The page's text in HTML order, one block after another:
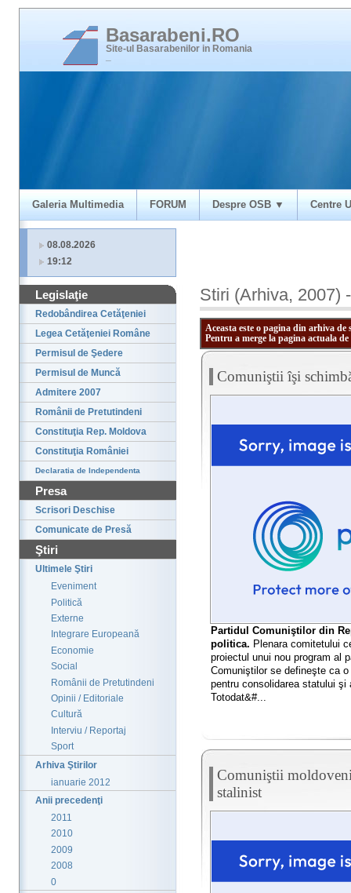
Basarabeni.RO
Site-ul Basarabenilor in Romania
Galeria Multimedia FORUM Despre OSB ▼ Centre
08.08.2026
19:12
Legislaţie
Redobândirea Cetăţeniei
Legea Cetăţeniei Române
Permisul de Şedere
Permisul de Muncă
Admitere 2007
Românii de Pretutindeni
Constituţia Rep. Moldova
Constituţia României
Declaratia de Independenta
Presa
Scrisori Deschise
Comunicate de Presă
Ştiri
Ultimele Ştiri
Eveniment
Politică
Externe
Integrare Europeană
Economie
Social
Românii de Pretutindeni
Opinii / Editoriale
Cultură
Interviu / Reportaj
Sport
Arhiva Ştirilor
ianuarie 2012
Anii precedenţi
2011
2010
2009
2008
0
Stiri (Arhiva, 2007)
Aceasta este o pagina din arhiva
Pentru a merge la pagina actuala
Comuniştii îşi
Partidul Comuniştilor din
politica. Plenara comitetului
proiectul unui nou program al
Comuniştilor se defineşte ca
pentru consolidarea statului
Totodat&#...
Comuniştii
stalinist